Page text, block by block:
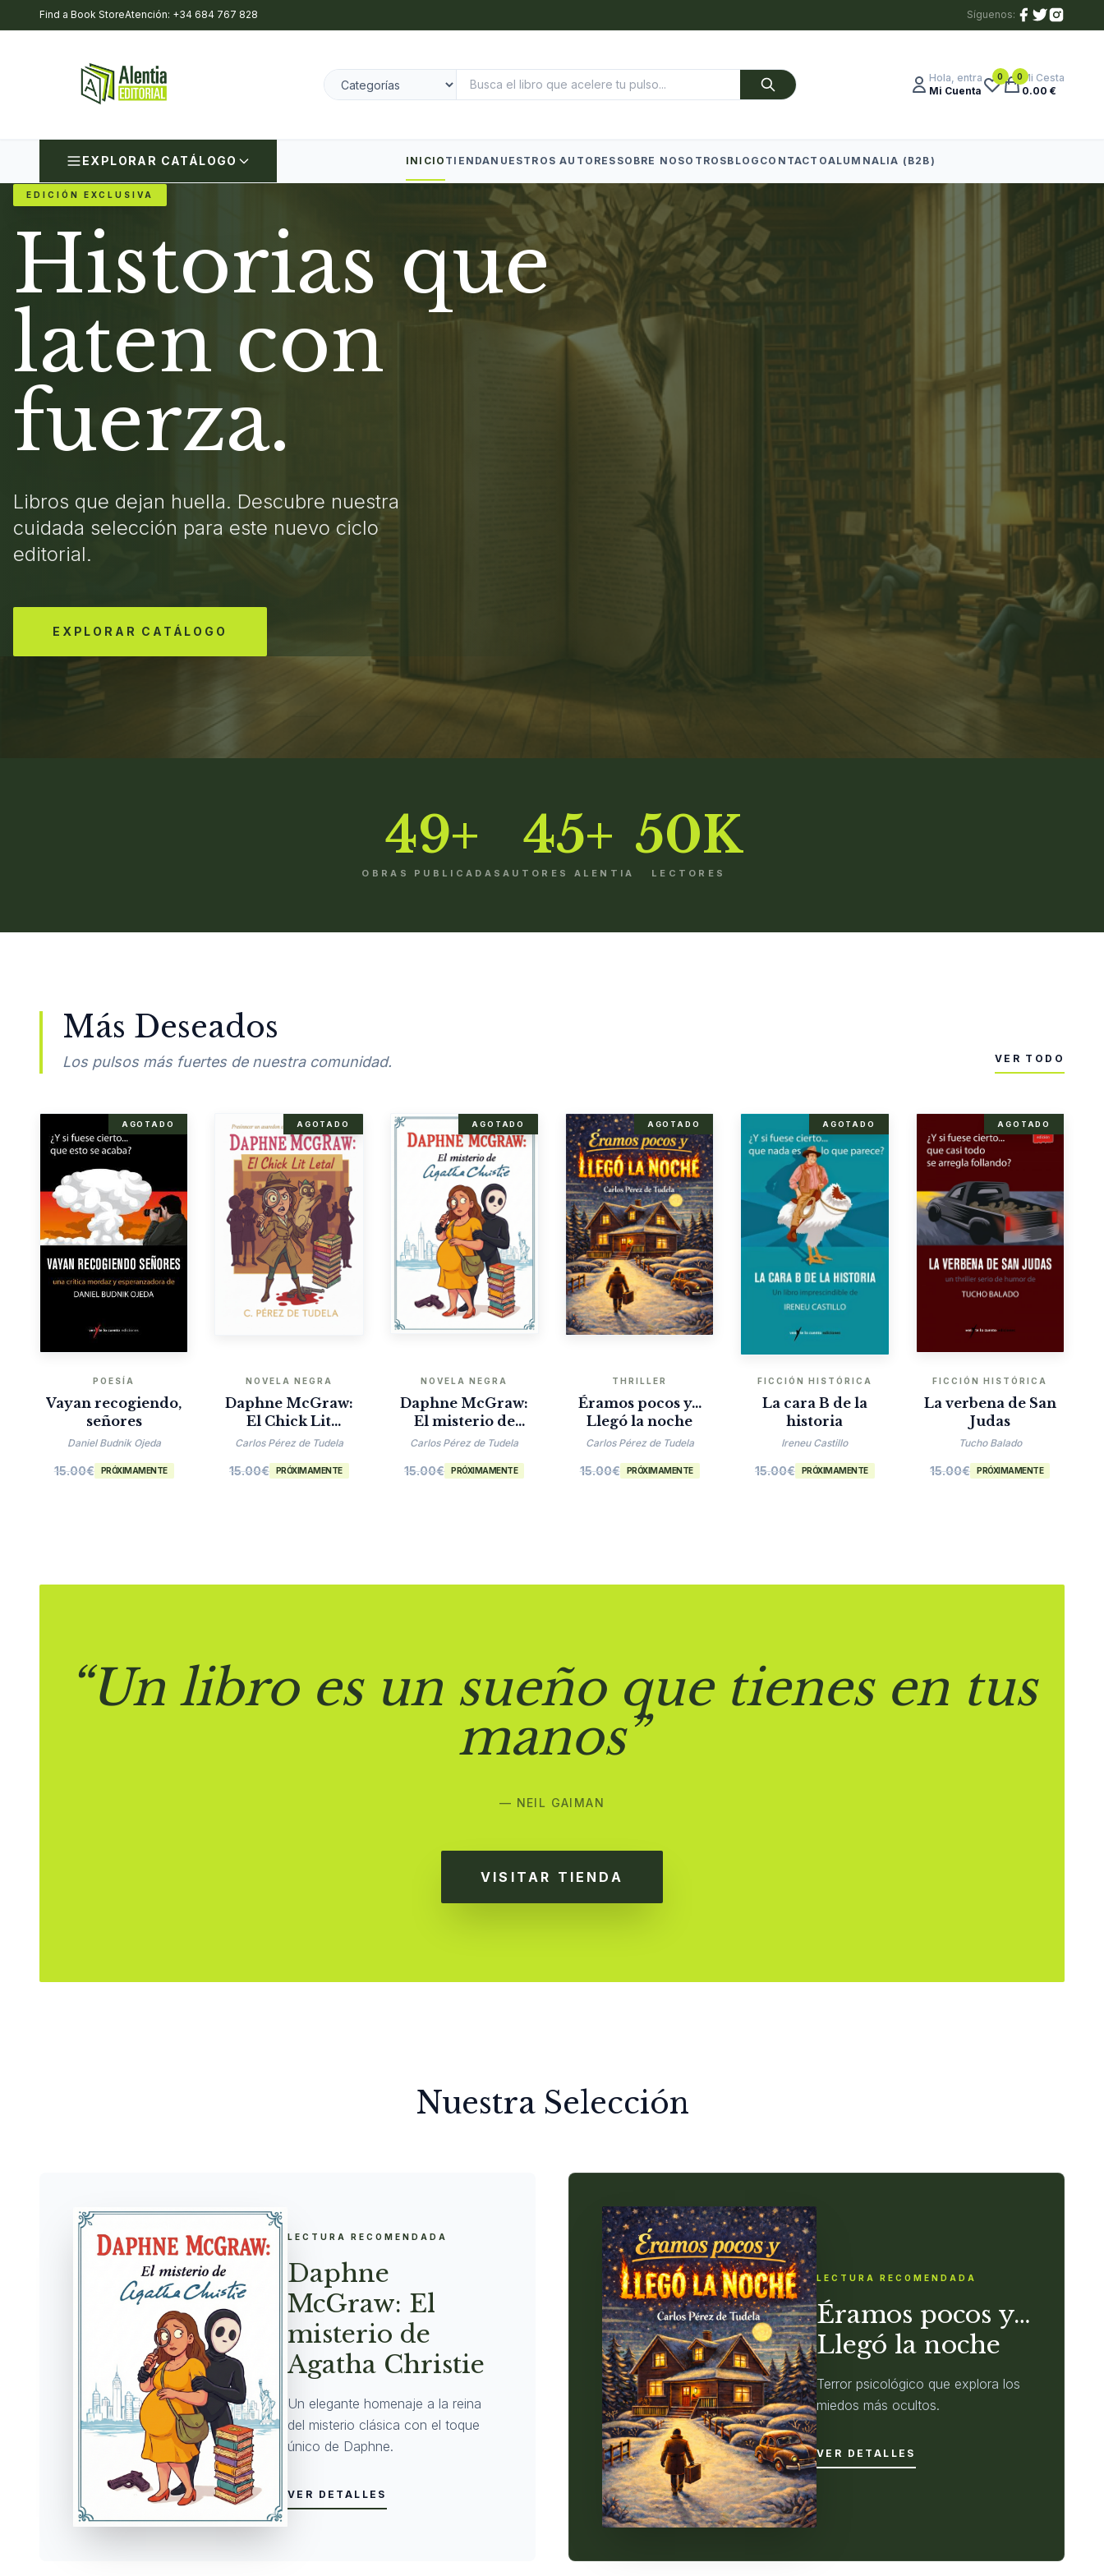
Find a Book StoreAtención: +34 684 767 828 Síguenos:
Hola, entra
Mi Cuenta
0 0Mi Cesta
0.00 €
EXPLORAR CATÁLOGO INICIO TIENDANUESTROS AUTORES SOBRE NOSOTROSBLOG CONTACTOALUMNALIA (B2B)
EDICIÓN EXCLUSIVA
Historias que
laten con
fuerza.
Libros que dejan huella. Descubre nuestra
cuidada selección para este nuevo ciclo
editorial.
EXPLORAR CATÁLOGO
49+
OBRAS PUBLICADAS
45+
AUTORES ALENTIA
50K
LECTORES
Más Deseados
Los pulsos más fuertes de nuestra comunidad. VER TODO
AGOTADO
POESÍA
Vayan recogiendo,
señores
Daniel Budnik Ojeda
15.00€ PRÓXIMAMENTE
AGOTADO
NOVELA NEGRA
Daphne McGraw:
El Chick Lit
Mortal
Carlos Pérez de Tudela
15.00€ PRÓXIMAMENTE
AGOTADO
NOVELA NEGRA
Daphne McGraw:
El misterio de
Agatha Christie
Carlos Pérez de Tudela
15.00€ PRÓXIMAMENTE
AGOTADO
THRILLER
Éramos pocos y…
Llegó la noche
Carlos Pérez de Tudela
15.00€ PRÓXIMAMENTE
AGOTADO
FICCIÓN HISTÓRICA
La cara B de la
historia
Ireneu Castillo
15.00€ PRÓXIMAMENTE
AGOTADO
FICCIÓN HISTÓRICA
La verbena de San
Judas
Tucho Balado
15.00€ PRÓXIMAMENTE
“Un libro es un sueño que tienes en tus
manos”
— NEIL GAIMAN
VISITAR TIENDA
Nuestra Selección
LECTURA RECOMENDADA
Daphne
McGraw: El
misterio de
Agatha Christie
Un elegante homenaje a la reina
del misterio clásica con el toque
único de Daphne.
VER DETALLES
LECTURA RECOMENDADA
Éramos pocos y…
Llegó la noche
Terror psicológico que explora los
miedos más ocultos.
VER DETALLES